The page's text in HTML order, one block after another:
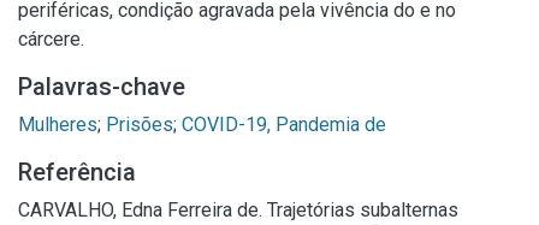
periféricas, condição agravada pela vivência do e no
cárcere.
Palavras-chave
Mulheres; Prisões; COVID-19, Pandemia de
Referência
CARVALHO, Edna Ferreira de. Trajetórias subalternas